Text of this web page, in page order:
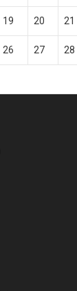
19 20 21
26 27 28